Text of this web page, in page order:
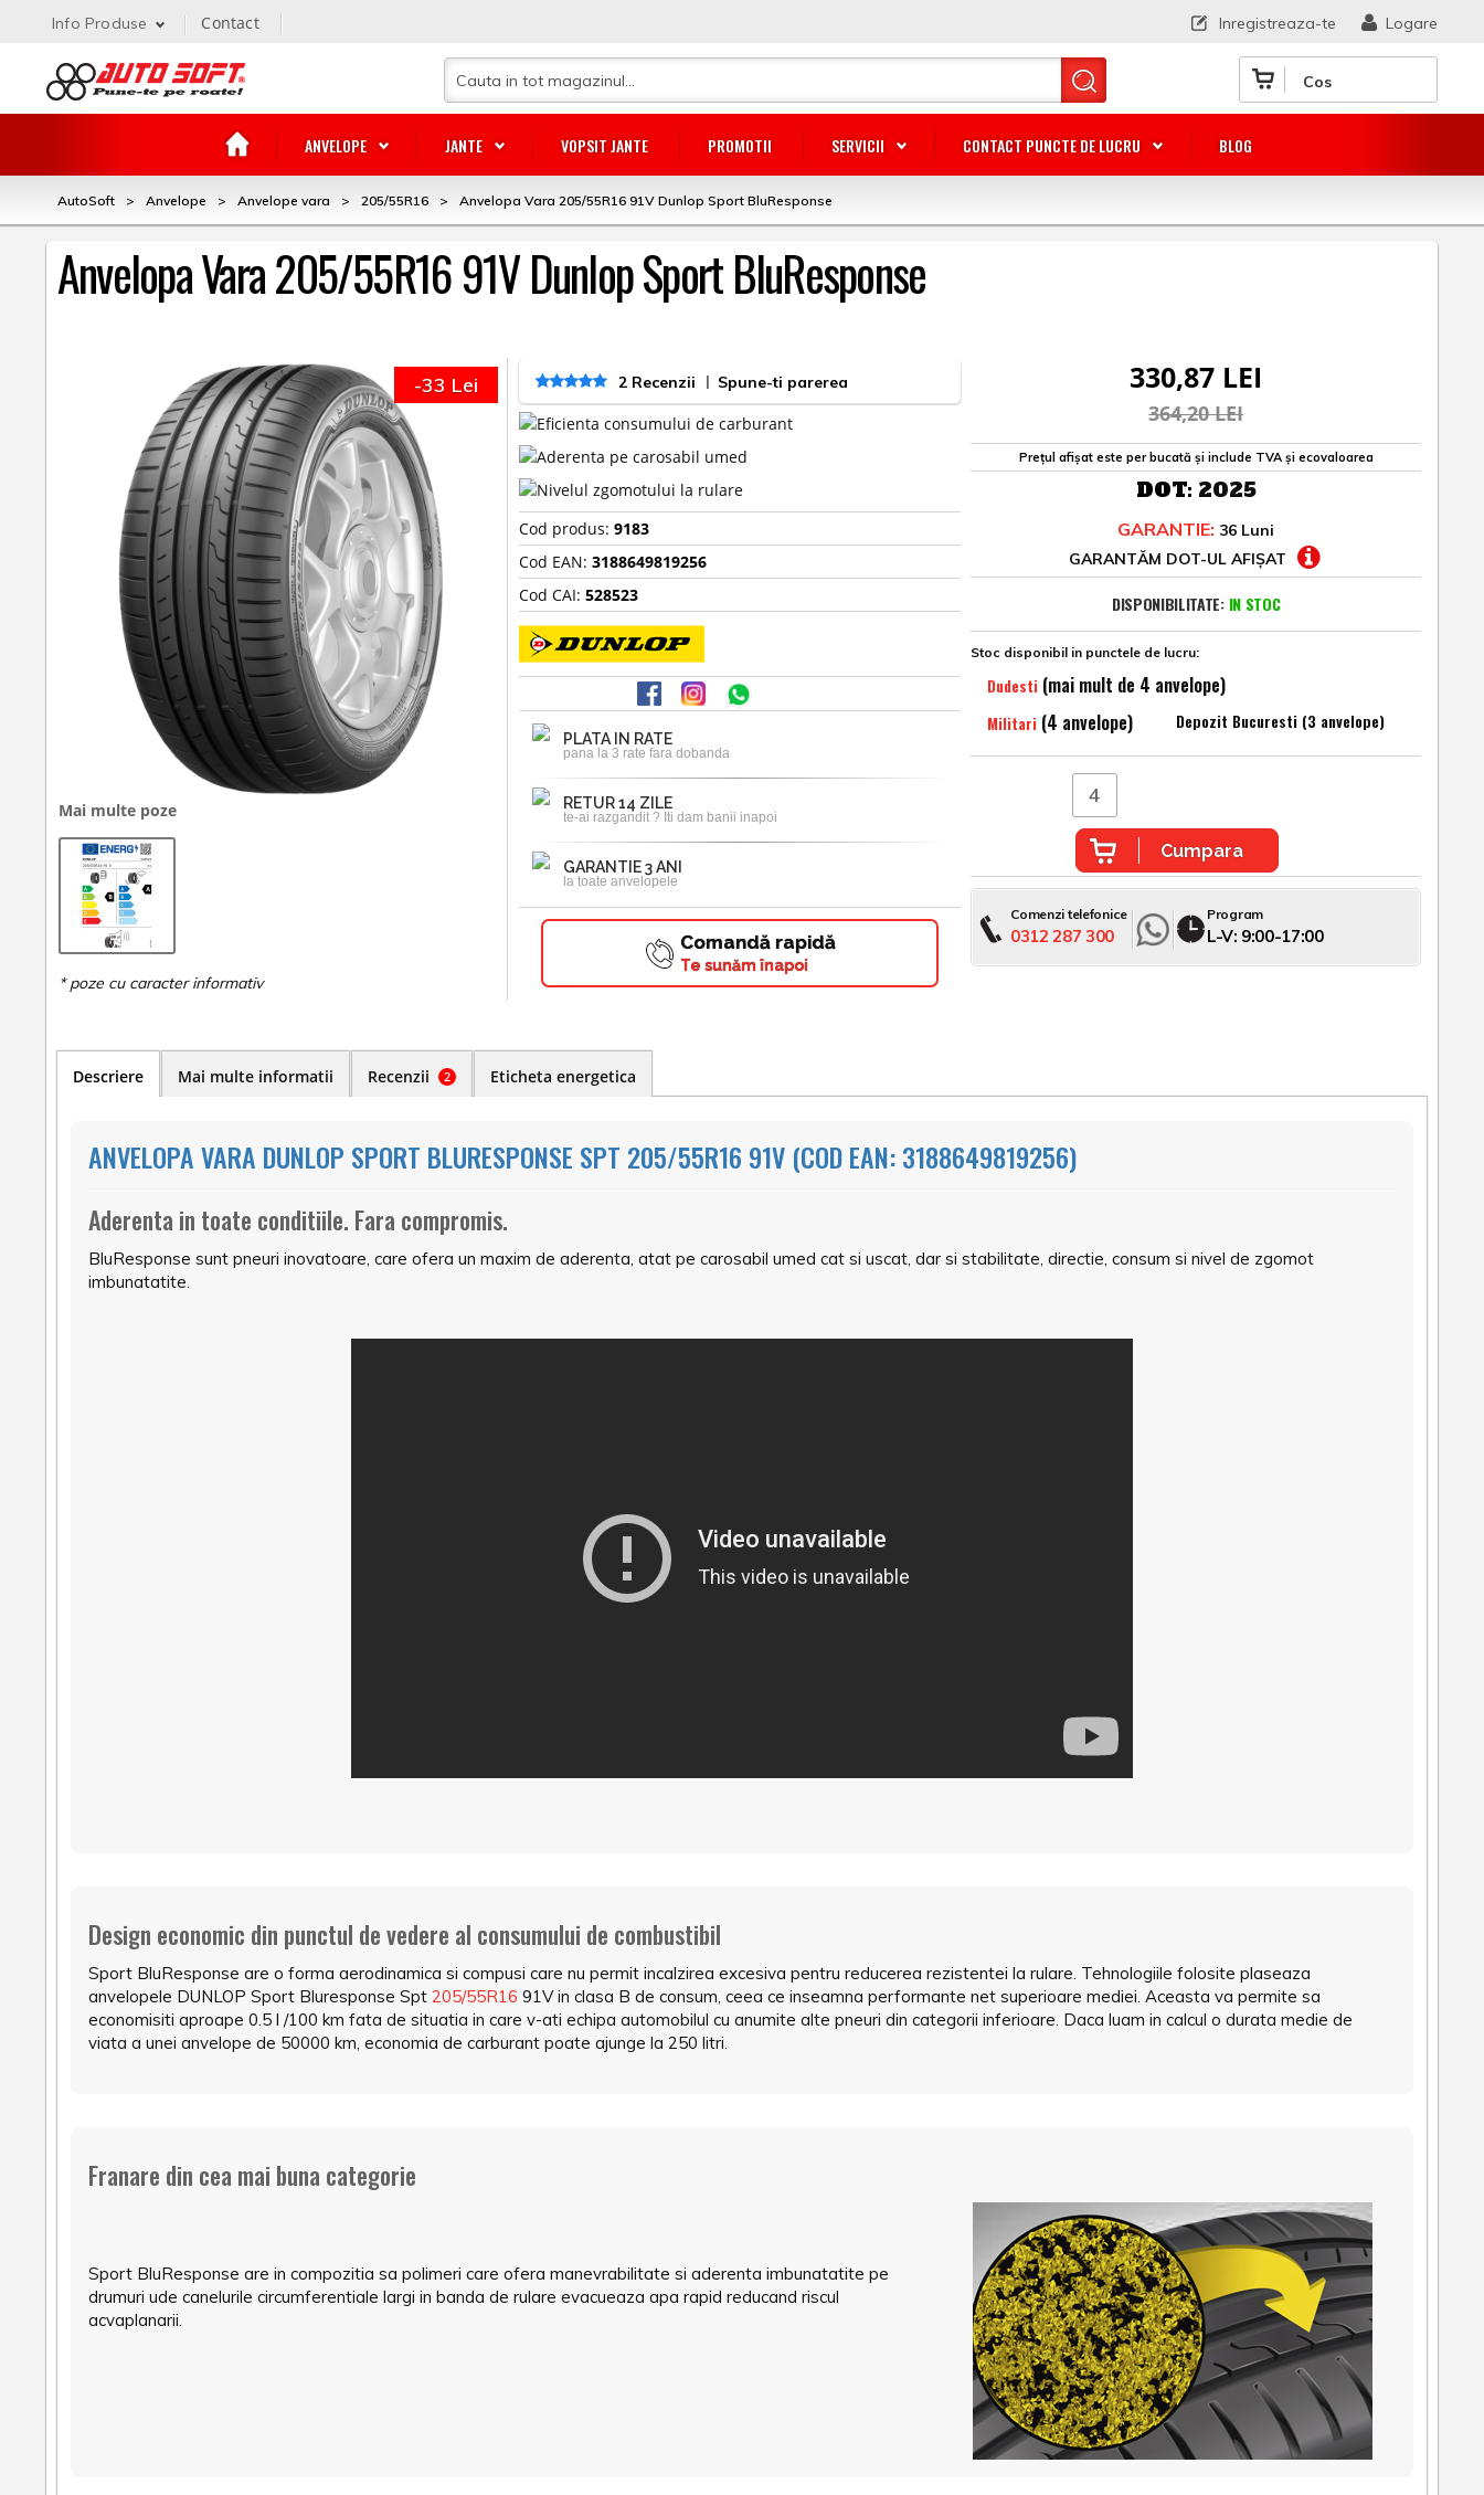
Cos
ANVELOPE JANTE VOPSIT JANTE PROMOTII SERVICII CONTACT PUNCTE DE LUCRU BLOG
Logare
Inregistreaza-te
Info Produse Contact
AutoSoft > Anvelope > Anvelope vara > 205/55R16 > Anvelopa Vara 205/55R16 91V Dunlop Sport BluResponse
Anvelopa Vara 205/55R16 91V Dunlop Sport BluResponse
Mai multe poze
-33 Lei 2 Recenzii | Spune-ti parerea
Cod produs:9183
Cod EAN:3188649819256
Cod CAI:528523
PLATA IN RATE
pana la 3 rate fara dobanda
RETUR 14 ZILE
te-ai razgandit ? Iti dam banii inapoi
GARANTIE 3 ANI
la toate anvelopele
Comandă rapidă
Te sunăm înapoi
330,87 LEI
364,20 LEI
Prețul afișat este per bucată și include TVA și ecovaloarea
DOT: 2025
GARANTIE: 36 Luni
GARANTĂM DOT-UL AFIȘAT
DISPONIBILITATE: IN STOC
Stoc disponibil in punctele de lucru:
Dudesti (mai mult de 4 anvelope)
Militari (4 anvelope) Depozit Bucuresti (3 anvelope)
Cumpara
Comenzi telefonice
0312 287 300
Program
L-V: 9:00-17:00
Descriere Mai multe informatii Recenzii 2 Eticheta energetica
ANVELOPA VARA DUNLOP SPORT BLURESPONSE SPT 205/55R16 91V (COD EAN: 3188649819256)
Aderenta in toate conditiile. Fara compromis.
BluResponse sunt pneuri inovatoare, care ofera un maxim de aderenta, atat pe carosabil umed cat si uscat, dar si stabilitate, directie, consum si nivel de zgomot
imbunatatite.
Design economic din punctul de vedere al consumului de combustibil
Sport BluResponse are o forma aerodinamica si compusi care nu permit incalzirea excesiva pentru reducerea rezistentei la rulare. Tehnologiile folosite plaseaza
anvelopele DUNLOP Sport Bluresponse Spt 205/55R16 91V in clasa B de consum, ceea ce inseamna performante net superioare mediei. Aceasta va permite sa
economisiti aproape 0.5 l /100 km fata de situatia in care v-ati echipa automobilul cu anumite alte pneuri din categorii inferioare. Daca luam in calcul o durata medie de
viata a unei anvelope de 50000 km, economia de carburant poate ajunge la 250 litri.
Franare din cea mai buna categorie
Sport BluResponse are in compozitia sa polimeri care ofera manevrabilitate si aderenta imbunatatite pe
drumuri ude canelurile circumferentiale largi in banda de rulare evacueaza apa rapid reducand riscul
acvaplanarii.